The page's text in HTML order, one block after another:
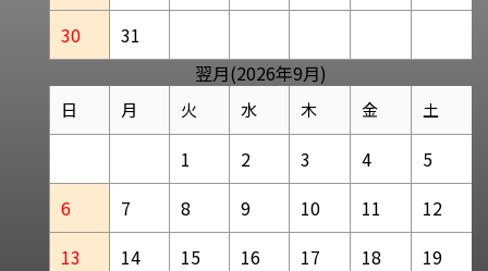
30
31
翌月(2026年9月)
日 月 火 水 木 金 土
1 2 3 4
5
6
7 8 9 10 11
12
13
14 15 16 17 18
19